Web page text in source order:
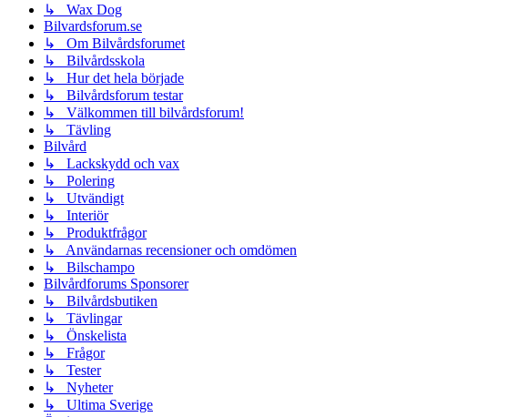
↳ Wax Dog
Bilvardsforum.se
↳ Om Bilvårdsforumet
↳ Bilvårdsskola
↳ Hur det hela började
↳ Bilvårdsforum testar
↳ Välkommen till bilvårdsforum!
↳ Tävling
Bilvård
↳ Lackskydd och vax
↳ Polering
↳ Utvändigt
↳ Interiör
↳ Produktfrågor
↳ Användarnas recensioner och omdömen
↳ Bilschampo
Bilvårdforums Sponsorer
↳ Bilvårdsbutiken
↳ Tävlingar
↳ Önskelista
↳ Frågor
↳ Tester
↳ Nyheter
↳ Ultima Sverige